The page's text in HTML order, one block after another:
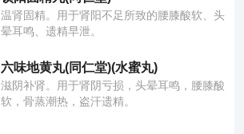
温肾固精。用于肾阳不足所致的腰膝酸软、头
晕耳鸣、遗精早泄。
六味地黄丸(同仁堂)(水蜜丸)
滋阴补肾。用于肾阴亏损，头晕耳鸣，腰膝酸
软，骨蒸潮热，盗汗遗精。